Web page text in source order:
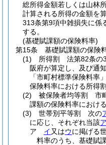
総所得金額若しくは山林
計算される所得の金額を
313条第9項中雑損失に係
する。
(基礎賦課額の保険料率)
第15条
基礎賦課額の保険
(1)
所得割 法第82条の
阪府が算定し、及び通
「市町村標準保険料率
保険料率における所得
(2)
被保険者均等割 市
課額の保険料率におけ
(3)
世帯別平等割 次の
に応じ、それぞれ当該ア
ア
イ 又はウに掲げる
料率のうち、基礎賦